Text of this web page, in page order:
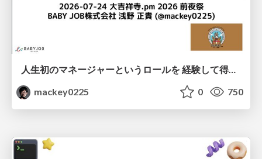
人生初のマネージャーというロールを 経験して得たもの・失ったもの / Reflections on My First Manager Role
mackey0225
0 750